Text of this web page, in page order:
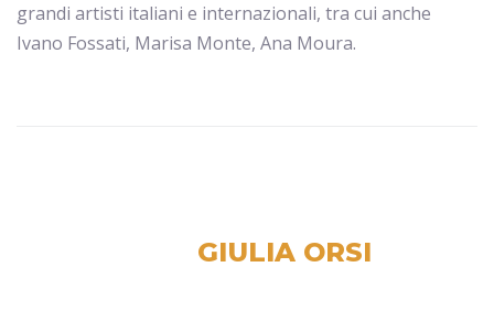
grandi artisti italiani e internazionali, tra cui anche
Ivano Fossati, Marisa Monte, Ana Moura.
GIULIA ORSI